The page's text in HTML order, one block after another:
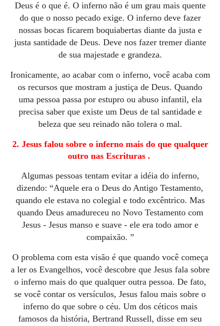
Deus é o que é. O inferno não é um grau mais quente
do que o nosso pecado exige. O inferno deve fazer
nossas bocas ficarem boquiabertas diante da justa e
justa santidade de Deus. Deve nos fazer tremer diante
de sua majestade e grandeza.
Ironicamente, ao acabar com o inferno, você acaba com
os recursos que mostram a justiça de Deus. Quando
uma pessoa passa por estupro ou abuso infantil, ela
precisa saber que existe um Deus de tal santidade e
beleza que seu reinado não tolera o mal.
2. Jesus falou sobre o inferno mais do que qualquer
outro nas Escrituras.
Algumas pessoas tentam evitar a idéia do inferno,
dizendo: “Aquele era o Deus do Antigo Testamento,
quando ele estava no colegial e todo excêntrico. Mas
quando Deus amadureceu no Novo Testamento com
Jesus - Jesus manso e suave - ele era todo amor e
compaixão. ”
O problema com esta visão é que quando você começa
a ler os Evangelhos, você descobre que Jesus fala sobre
o inferno mais do que qualquer outra pessoa. De fato,
se você contar os versículos, Jesus falou mais sobre o
inferno do que sobre o céu. Um dos céticos mais
famosos da história, Bertrand Russell, disse em seu